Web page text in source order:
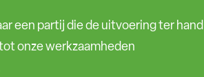
een partij die de uitvoering ter hand
onze werkzaamheden